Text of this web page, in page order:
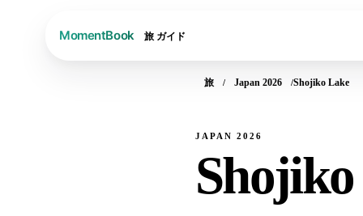
旅 ガイド
旅 Japan 2026 Shojiko Lake
JAPAN 2026